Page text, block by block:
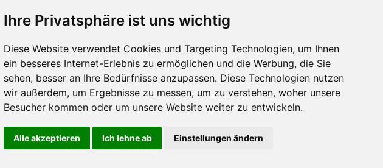
Ihre Privatsphäre ist uns wichtig
Diese Website verwendet Cookies und Targeting Technologien, um Ihnen
ein besseres Internet-Erlebnis zu ermöglichen und die Werbung, die Sie
sehen, besser an Ihre Bedürfnisse anzupassen. Diese Technologien nutzen
wir außerdem, um Ergebnisse zu messen, um zu verstehen, woher unsere
Besucher kommen oder um unsere Website weiter zu entwickeln.
Alle akzeptieren Ich lehne ab Einstellungen ändern
mehr ...
Zahnärzte in Städten
Zahnärzte in Stadtteilen
Hörgeräte
Zahnarztsuche
die-
zahnarztempfehlung.com
die-endverbraucher.com